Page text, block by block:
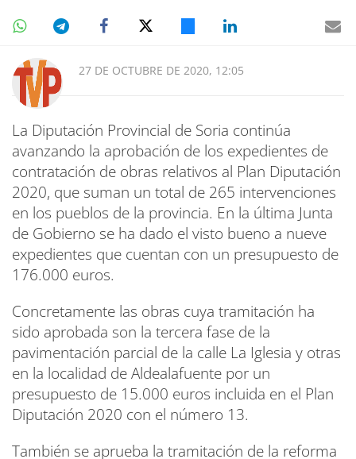
27 DE OCTUBRE DE 2020, 12:05
La Diputación Provincial de Soria continúa
avanzando la aprobación de los expedientes de
contratación de obras relativos al Plan Diputación
2020, que suman un total de 265 intervenciones
en los pueblos de la provincia. En la última Junta
de Gobierno se ha dado el visto bueno a nueve
expedientes que cuentan con un presupuesto de
176.000 euros.
Concretamente las obras cuya tramitación ha
sido aprobada son la tercera fase de la
pavimentación parcial de la calle La Iglesia y otras
en la localidad de Aldealafuente por un
presupuesto de 15.000 euros incluida en el Plan
Diputación 2020 con el número 13.
También se aprueba la tramitación de la reforma